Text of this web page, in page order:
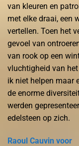
van kleuren en
met elke draai, een
vertellen. Toen het
gevoel van
van rook op een
vluchtigheid van
ik niet helpen maar
de enorme
werden
edelsteen op zich.
Raoul Cauvin voor